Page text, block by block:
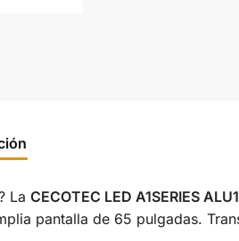
La CECOTEC LED A1SERIES
pantalla de 65 pulgadas.